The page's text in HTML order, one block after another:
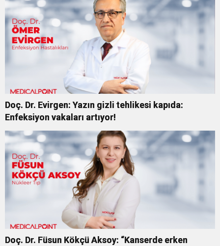
Doç. Dr. Evirgen: Yazın gizli tehlikesi kapıda:
Enfeksiyon vakaları artıyor!
Doç. Dr. Füsun Kökçü Aksoy: “Kanserde erken